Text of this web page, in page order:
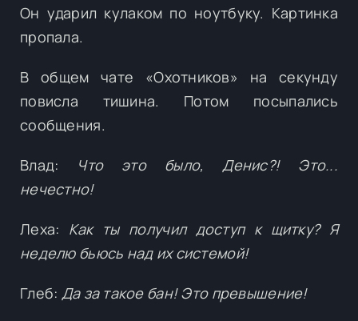
Он ударил кулаком по ноутбуку. Картинка
пропала.
В общем чате «Охотников» на секунду
повисла тишина. Потом посыпались
сообщения.
Влад:
Что это было, Денис?! Это...
нечестно!
Леха: Как ты получил доступ к щитку? Я
неделю бьюсь над их системой!
Глеб: Да за такое бан! Это превышение!